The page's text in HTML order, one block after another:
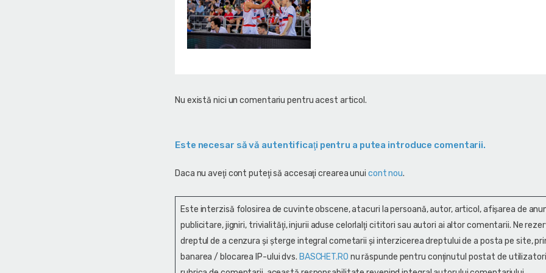
Nu există nici un comentariu pentru acest articol.
Este necesar să vă autentificaţi pentru a putea introduce comentarii.
Daca nu aveţi cont puteţi să accesaţi crearea unui cont nou.
Este interzisă folosirea de cuvinte obscene, atacuri la persoană, autor, articol, afişarea de
publicitare, jigniri, trivialităţi, injurii aduse celorlalţi cititori sau autori ai altor comentarii. Ne
dreptul de a cenzura și şterge integral cometarii și interzicerea dreptului de a posta pe site,
banarea / blocarea IP-ului dvs. BASCHET.RO nu răspunde pentru conţinutul postat de